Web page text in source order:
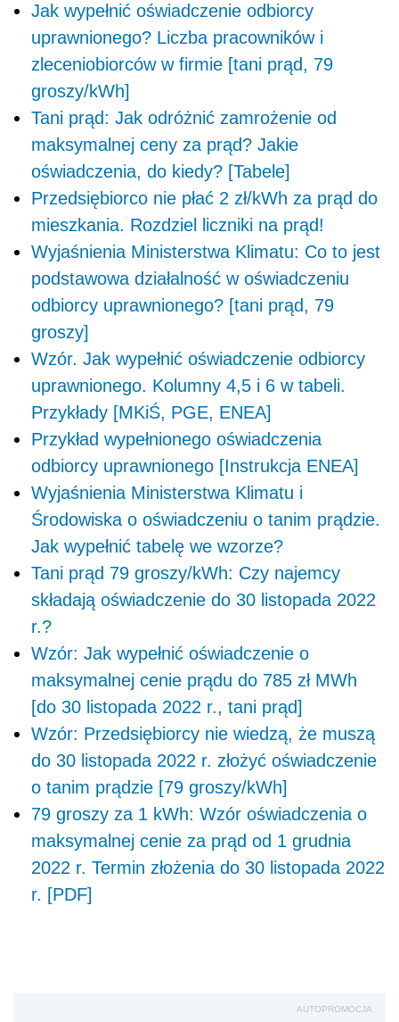
Jak wypełnić oświadczenie odbiorcy
uprawnionego? Liczba pracowników i
zleceniobiorców w firmie [tani prąd, 79
groszy/kWh]
Tani prąd: Jak odróżnić zamrożenie od
maksymalnej ceny za prąd? Jakie
oświadczenia, do kiedy? [Tabele]
Przedsiębiorco nie płać 2 zł/kWh za prąd do
mieszkania. Rozdziel liczniki na prąd!
Wyjaśnienia Ministerstwa Klimatu: Co to jest
podstawowa działalność w oświadczeniu
odbiorcy uprawnionego? [tani prąd, 79
groszy]
Wzór. Jak wypełnić oświadczenie odbiorcy
uprawnionego. Kolumny 4,5 i 6 w tabeli.
Przykłady [MKiŚ, PGE, ENEA]
Przykład wypełnionego oświadczenia
odbiorcy uprawnionego [Instrukcja ENEA]
Wyjaśnienia Ministerstwa Klimatu i
Środowiska o oświadczeniu o tanim prądzie.
Jak wypełnić tabelę we wzorze?
Tani prąd 79 groszy/kWh: Czy najemcy
składają oświadczenie do 30 listopada 2022
r.?
Wzór: Jak wypełnić oświadczenie o
maksymalnej cenie prądu do 785 zł MWh
[do 30 listopada 2022 r., tani prąd]
Wzór: Przedsiębiorcy nie wiedzą, że muszą
do 30 listopada 2022 r. złożyć oświadczenie
o tanim prądzie [79 groszy/kWh]
79 groszy za 1 kWh: Wzór oświadczenia o
maksymalnej cenie za prąd od 1 grudnia
2022 r. Termin złożenia do 30 listopada 2022
r. [PDF]
AUTOPROMOCJA